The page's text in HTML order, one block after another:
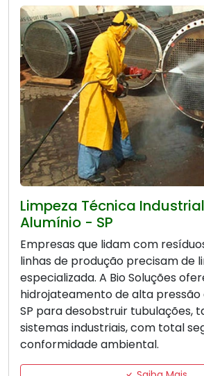
Limpeza Técnica
Alumínio - SP
Empresas que lidam com
linhas de produção precisam de
especializada. A Bio Soluções
hidrojateamento de alta pressão
SP para desobstruir tubulações,
sistemas industriais, com total
conformidade ambiental.